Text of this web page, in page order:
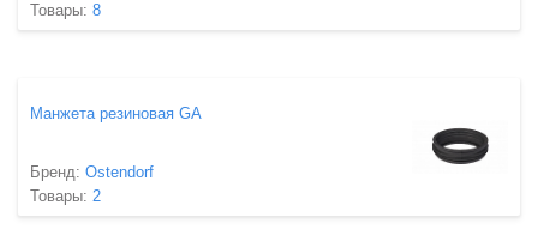
Товары: 8
Манжета резиновая GA
Бренд: Ostendorf
Товары: 2